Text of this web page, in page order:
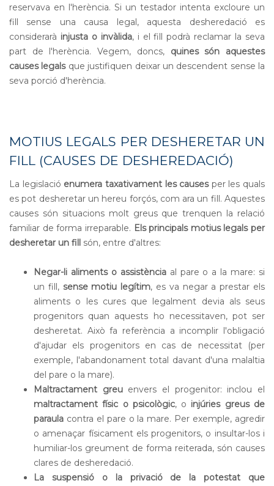
reservava en l'herència. Si un testador intenta excloure un
fill sense una causa legal, aquesta desheredació es
considerarà injusta o invàlida, i el fill podrà reclamar la seva
part de l'herència. Vegem, doncs, quines són aquestes
causes legalsque justifiquen deixar un descendent sense la
seva porció d'herència.
MOTIUS LEGALS PER DESHERETAR UN
FILL (CAUSES DE DESHEREDACIÓ)
La legislació enumera taxativament les causesper les quals
es pot desheretar un hereu forçós, com ara un fill. Aquestes
causes són situacions molt greus que trenquen la relació
familiar de forma irreparable. Els principals motius legals per
desheretar un fill són, entre d'altres:
Negar-li aliments o assistènciaal pare o a la mare: si
un fill, sense motiu legítim, es va negar a prestar els
aliments o les cures que legalment devia als seus
progenitors quan aquests ho necessitaven, pot ser
desheretat. Això fa referència a incomplir l'obligació
d'ajudar els progenitors en cas de necessitat (per
exemple, l'abandonament total davant d'una malaltia
del pare o la mare).
Maltractament greuenvers el progenitor: inclou el
maltractament físic o psicològic, o injúries greus de
paraula contra el pare o la mare. Per exemple, agredir
o amenaçar físicament els progenitors, o insultar-los i
humiliar-los greument de forma reiterada, són causes
clares de desheredació.
La suspensió o la privació de la potestat que